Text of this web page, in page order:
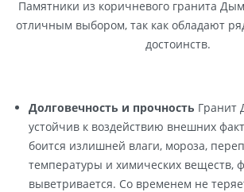
Памятники из коричневого гранита
отличным выбором, так как обладают
достоинств.
Долговечность и прочность Гранит
устойчив к воздействию внешних
боится излишней влаги, мороза,
температуры и химических веществ,
выветривается. Со временем не